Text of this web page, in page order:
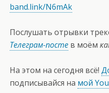
band.link/N6mAk
Послушать отрывки
Телеграм-посте в моём
На этом на сегодня всё!
подписывайся на мой